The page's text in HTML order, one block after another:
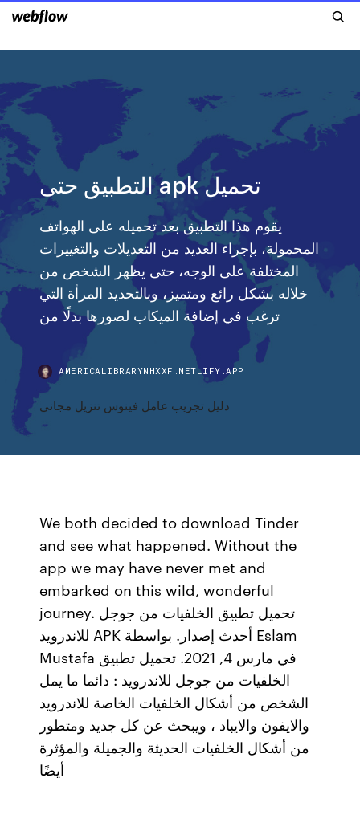
التطبيق حتى apk تحميل
يقوم هذا التطبيق بعد تحميله على الهواتف
المحمولة، بإجراء العديد من التعديلات والتغييرات
المختلفة على الوجه، حتى يظهر الشخص من
خلاله بشكل رائع ومتميز، وبالتحديد المرأة التي
ترغب في إضافة الميكاب لصورها بدلًا من
AMERICALIBRARYNHXXF.NETLIFY.APP
دليل تجريب عامل فينوس تنزيل مجاني
We both decided to download Tinder
and see what happened. Without the
app we may have never met and
embarked on this wild, wonderful
journey. تحميل تطبيق الخلفيات من جوجل
للاندرويد APK أحدث إصدار. بواسطة Eslam
Mustafa في مارس 4, 2021. تحميل تطبيق
الخلفيات من جوجل للاندرويد : دائما ما يمل
الشخص من أشكال الخلفيات الخاصة للاندرويد
والايفون والايباد ، ويبحث عن كل جديد ومتطور
من أشكال الخلفيات الحديثة والجميلة والمؤثرة
أيضًا